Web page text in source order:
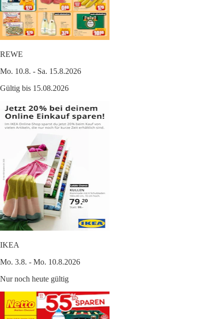
REWE
Mo. 10.8. - Sa. 15.8.2026
Gültig bis 15.08.2026
IKEA
Mo. 3.8. - Mo. 10.8.2026
Nur noch heute gültig